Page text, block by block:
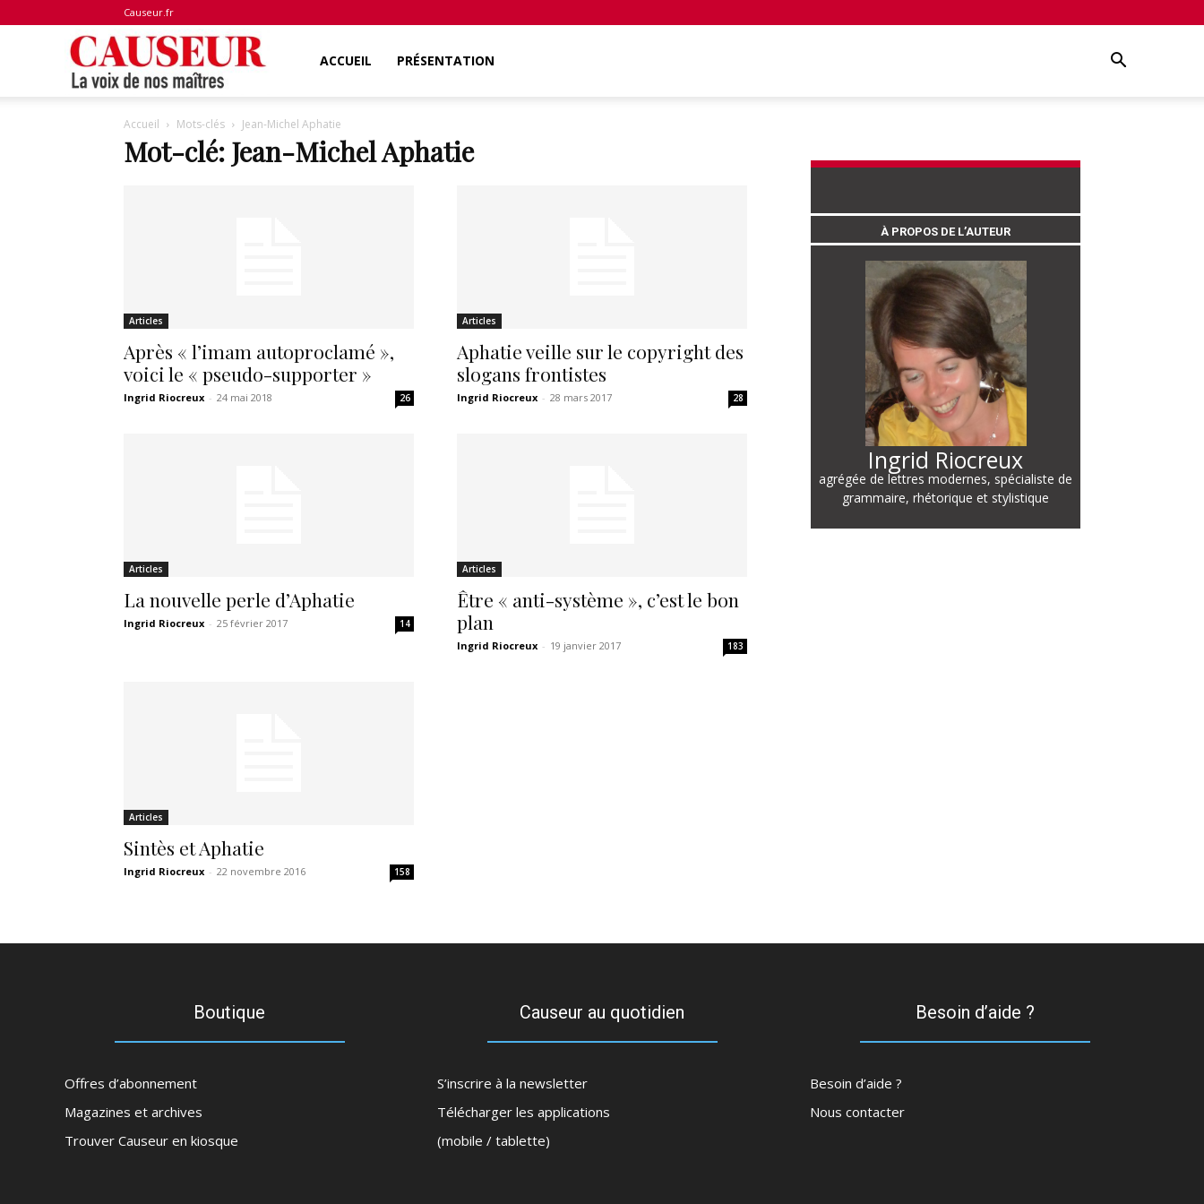
Causeur.fr
voix
maîtres
ACCUEIL PRÉSENTATION
Accueil Mots-clés Jean-Michel Aphatie
Mot-clé: Jean-Michel Aphatie
Articles
Après « l’imam autoproclamé »,
voici le « pseudo-supporter »
Ingrid Riocreux - 24 mai 2018 26
Articles
Aphatie veille sur le copyright des
slogans frontistes
Ingrid Riocreux - 28 mars 2017 28
Articles
La nouvelle perle d’Aphatie
Ingrid Riocreux - 25 février 2017 14
Articles
Être « anti-système », c’est le bon
plan
Ingrid Riocreux - 19 janvier 2017 183
Articles
Sintès et Aphatie
Ingrid Riocreux - 22 novembre 2016 158
À PROPOS DE L’AUTEUR
Ingrid Riocreux
agrégée de lettres modernes, spécialiste de
grammaire, rhétorique et stylistique
Boutique
Offres d’abonnement
Magazines et archives
Trouver Causeur en kiosque
Causeur au quotidien
S’inscrire à la newsletter
Télécharger les applications
(mobile / tablette)
Besoin d’aide ?
Besoin d’aide ?
Nous contacter